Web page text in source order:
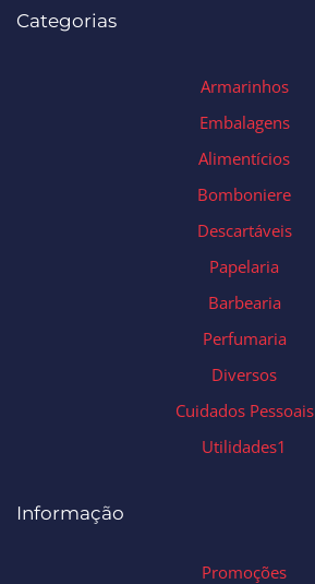
Categorias
Armarinhos
Embalagens
Alimentícios
Bomboniere
Descartáveis
Papelaria
Barbearia
Perfumaria
Diversos
Cuidados Pessoais
Utilidades1
Informação
Promoções